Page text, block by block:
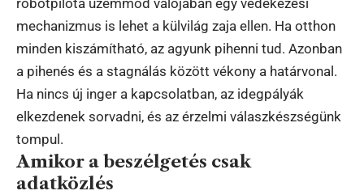
robotpilóta üzemmód valójában egy védekezési
mechanizmus is lehet a külvilág zaja ellen. Ha otthon
minden kiszámítható, az agyunk pihenni tud. Azonban
a pihenés és a stagnálás között vékony a határvonal.
Ha nincs új inger a kapcsolatban, az idegpályák
elkezdenek sorvadni, és az érzelmi válaszkészségünk
tompul.
Amikor a beszélgetés csak
adatközlés